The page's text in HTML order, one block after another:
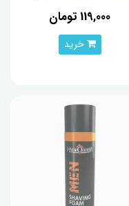
119,000 تومان
خرید